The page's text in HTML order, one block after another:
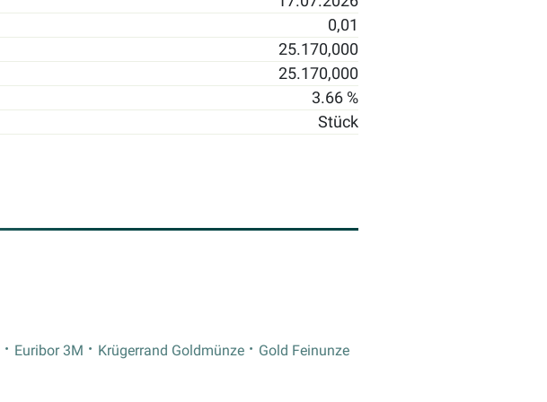
0,01
25.170,000
25.170,000
3.66 %
Stück
Euribor 3M Krügerrand Goldmünze
Gold Feinunze